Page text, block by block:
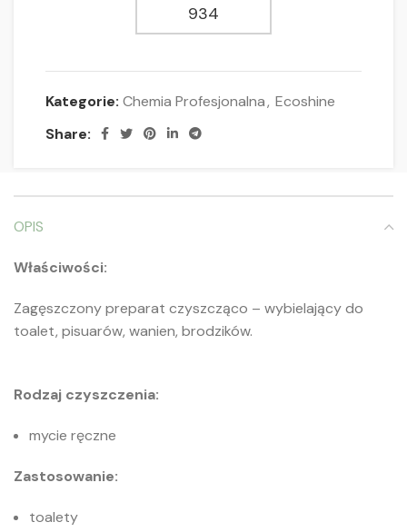
934
Kategorie: Chemia Profesjonalna, Ecoshine
Share:
OPIS
Właściwości:
Zagęszczony preparat czyszcząco – wybielający do
toalet, pisuarów, wanien, brodzików.
Rodzaj czyszczenia:
mycie ręczne
Zastosowanie:
toalety